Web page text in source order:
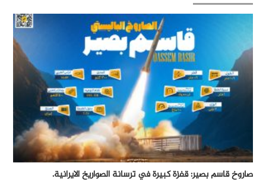
صاروخ قاسم بصير: قفزة كبيرة في ترسانة الصواريخ الايرانية.